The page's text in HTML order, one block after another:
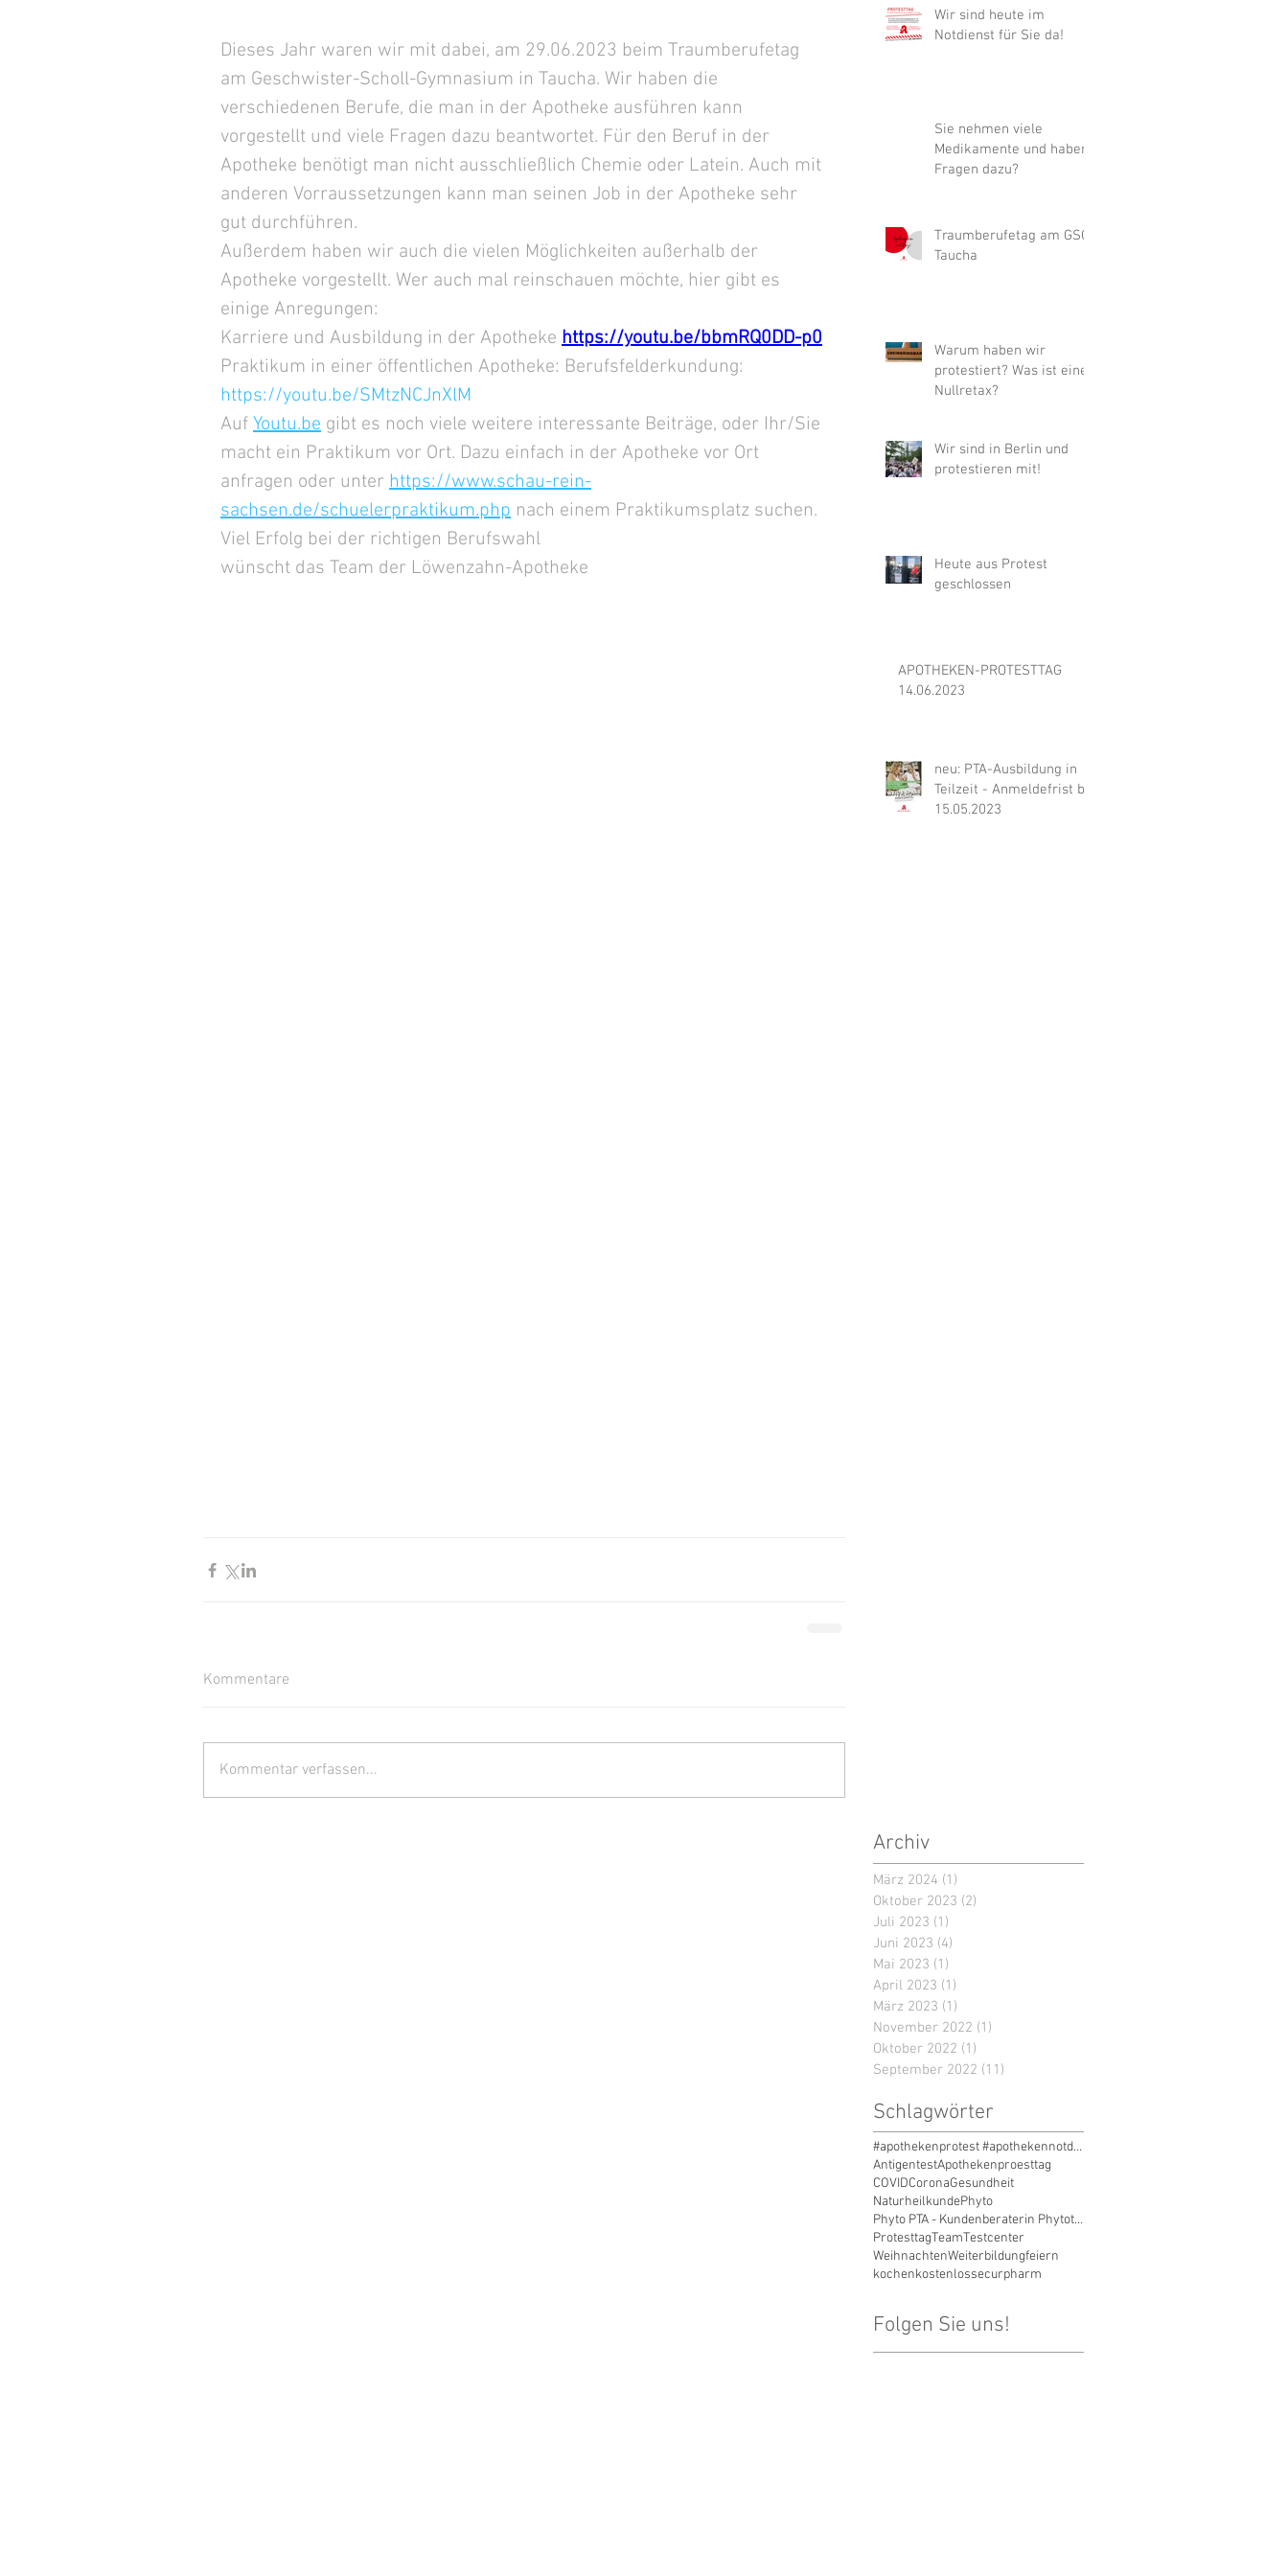
Dieses Jahr waren wir mit dabei, am 29.06.2023 beim Traumberufetag
am Geschwister-Scholl-Gymnasium in Taucha. Wir haben die
verschiedenen Berufe, die man in der Apotheke ausführen kann
vorgestellt und viele Fragen dazu beantwortet. Für den Beruf in der
Apotheke benötigt man nicht ausschließlich Chemie oder Latein. Auch mit
anderen Vorraussetzungen kann man seinen Job in der Apotheke sehr
gut durchführen.
Außerdem haben wir auch die vielen Möglichkeiten außerhalb der
Apotheke vorgestellt. Wer auch mal reinschauen möchte, hier gibt es
einige Anregungen:
Karriere und Ausbildung in der Apotheke https://youtu.be/bbmRQ0DD-p0
Praktikum in einer öffentlichen Apotheke: Berufsfelderkundung:
https://youtu.be/SMtzNCJnXlM
Auf Youtu.be gibt es noch viele weitere interessante Beiträge, oder Ihr/Sie
macht ein Praktikum vor Ort. Dazu einfach in der Apotheke vor Ort
anfragen oder unter https://www.schau-rein-
sachsen.de/schuelerpraktikum.php nach einem Praktikumsplatz suchen.
Viel Erfolg bei der richtigen Berufswahl
wünscht das Team der Löwenzahn-Apotheke
Kommentare
Kommentar verfassen...
Wir sind heute im
Notdienst für Sie da!
Sie nehmen viele
Medikamente und haben
Fragen dazu?
Traumberufetag am GSG
Taucha
Warum haben wir
protestiert? Was ist eine
Nullretax?
Wir sind in Berlin und
protestieren mit!
Heute aus Protest
geschlossen
APOTHEKEN-PROTESTTAG
14.06.2023
neu: PTA-Ausbildung in
Teilzeit - Anmeldefrist bis
15.05.2023
Archiv
März 2024 (1)
Oktober 2023 (2)
Juli 2023 (1)
Juni 2023 (4)
Mai 2023 (1)
April 2023 (1)
März 2023 (1)
November 2022 (1)
Oktober 2022 (1)
September 2022 (11)
Schlagwörter
#apothekenprotest #apothekennotdienst #apothekenprotesttag #apothekensterben #zukunftsklau #liefere
AntigentestApothekenproesttag
COVIDCoronaGesundheit
NaturheilkundePhyto
Phyto PTA - Kundenberaterin Phytotherapie
ProtesttagTeamTestcenter
WeihnachtenWeiterbildungfeiern
kochenkostenlossecurpharm
Folgen Sie uns!